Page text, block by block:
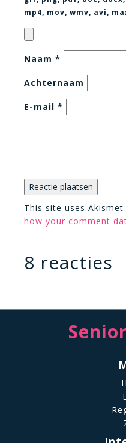
mp4, mov, wmv, avi
,
Naam *
Achternaam
E-mail *
This site uses
how your comment
8 reacties